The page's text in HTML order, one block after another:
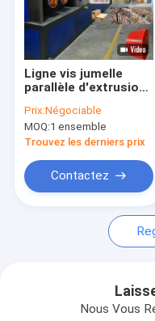
À propos de nous
Visite de l'usine
Nous contacter
Nouvelles
Machine de
Ligne vis jumelle
parallèle d'extrusion
du polypropylène pp
en plastique pour
l'emballage
Prix:Négociable
MOQ:1 ensemble
Trouvez les derniers prix
Contactez
Nous Vous